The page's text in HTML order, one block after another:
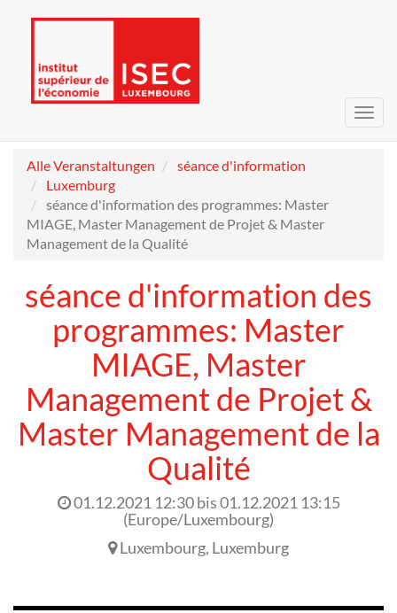
Alle Veranstaltungen
séance d'information
Luxemburg
séance d'information des programmes: Master
MIAGE, Master Management de Projet & Master
Management de la Qualité
séance d'information des
programmes: Master
MIAGE, Master
Management de Projet &
Master Management de la
Qualité
01.12.2021 12:30bis01.12.2021 13:15
(Europe/Luxembourg)
Luxembourg, Luxemburg